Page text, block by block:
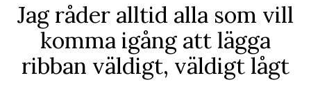
Jag råder alltid alla som vill
komma igång att lägga
ribban väldigt, väldigt lågt